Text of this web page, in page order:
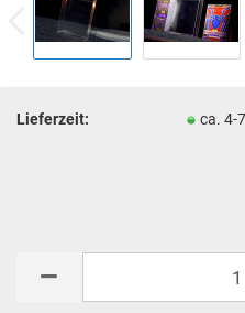
Lieferzeit: ca. 4-